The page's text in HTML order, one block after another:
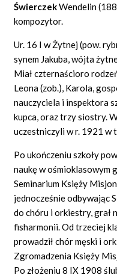
GRAF POWIĄZAŃ
DYSKUSJA
Mapa
ŚwierczekWendelin
kompozytor.
Ur. 16 I w Żytnej (pow.
synem Jakuba, wójta
Miał czternaścioro
Leona (zob.), Karola,
nauczyciela i inspektora
kupca, oraz trzy siostry.
uczestniczyli w r. 1921 w
Po ukończeniu szkoły
naukę w ośmioklasowym
Seminarium Księży
jednocześnie odbywając
do chóru i orkiestry, grał
fisharmonii. Od trzeciej
prowadził chór męski i
Zgromadzenia Księży
Po złożeniu 8 IX 1908